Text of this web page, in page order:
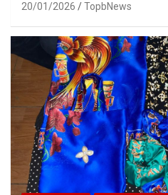
20/01/2026 TopbNews